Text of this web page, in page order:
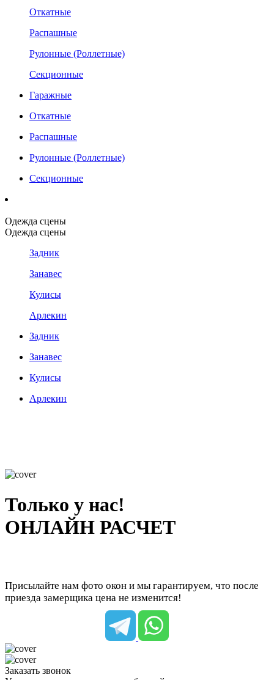
Откатные
Распашные
Рулонные (Роллетные)
Секционные
Гаражные
Откатные
Распашные
Рулонные (Роллетные)
Секционные
Одежда сцены
Одежда сцены
Задник
Занавес
Кулисы
Арлекин
Задник
Занавес
Кулисы
Арлекин
Только у нас!
ОНЛАЙН РАСЧЕТ
Присылайте нам фото окон и мы гарантируем, что после
приезда замерщика цена не изменится!
Заказать звонок